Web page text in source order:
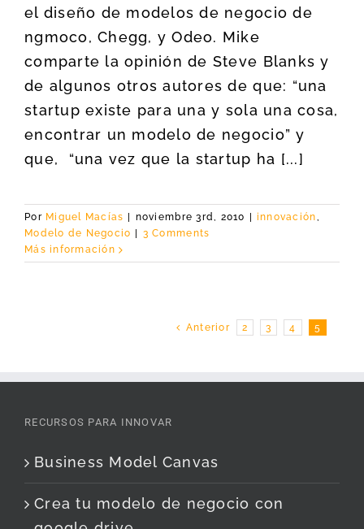
el diseño de modelos de negocio de
ngmoco, Chegg, y Odeo. Mike
comparte la opinión de Steve Blanks y
de algunos otros autores de que: “una
startup existe para una y sola una cosa,
encontrar un modelo de negocio” y
que, “una vez que la startup ha [...]
Por Miguel Macías noviembre 3rd, 2010 innovación,
Modelo de Negocio
3 Comments
Más información
Anterior 2 3 4 5
RECURSOS PARA INNOVAR
Business Model Canvas
Crea tu modelo de negocio con